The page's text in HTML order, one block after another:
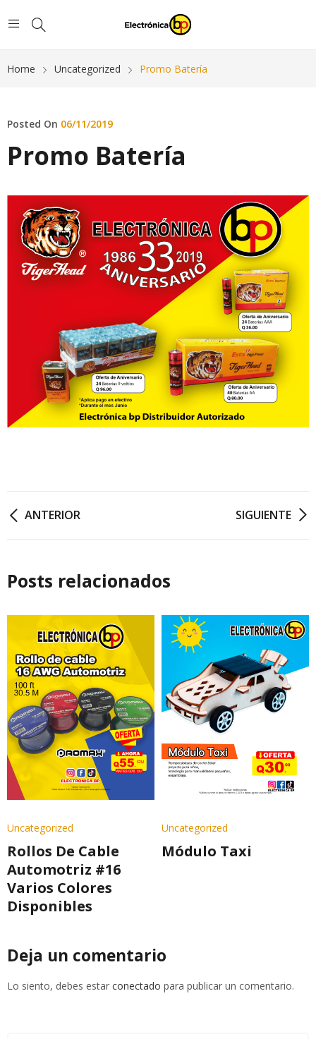
Home Uncategorized Promo Batería
Posted On 06/11/2019
Promo Batería
ANTERIOR SIGUIENTE
Posts relacionados
Uncategorized
Rollos De Cable
Automotriz #16
Varios Colores
Disponibles
Uncategorized
Módulo Taxi
Deja un comentario
Lo siento, debes estar conectado para publicar un comentario.